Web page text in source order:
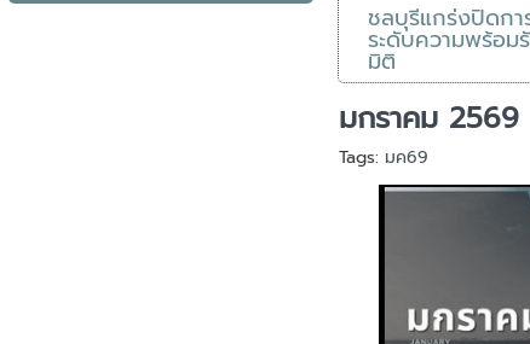
ชลบุรีแกร่งปิดก
ระดับความพร้อ
มิติ
มกราคม 2569
Tags: มค69